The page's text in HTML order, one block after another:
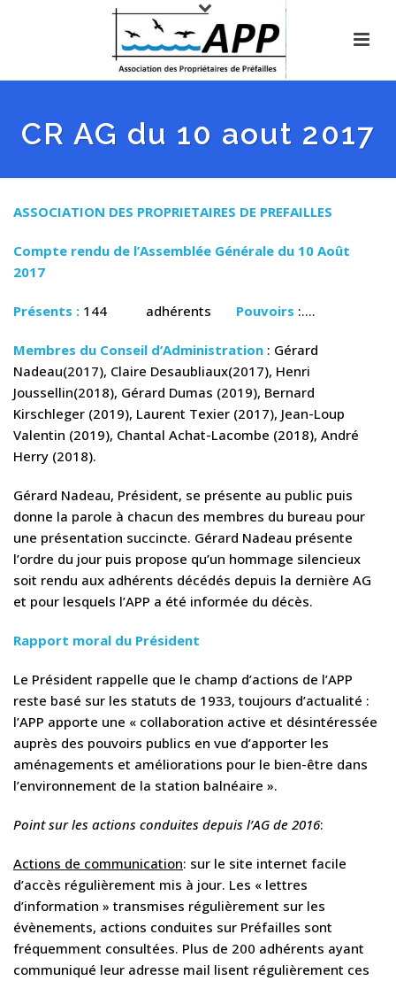
CR AG du 10 aout 2017
ASSOCIATION DES PROPRIETAIRES DE PREFAILLES
Compte rendu de l’Assemblée Générale du 10 Août
2017
Présents : 144 adhérents Pouvoirs :….
Membres du Conseil d’Administration : Gérard
Nadeau(2017), Claire Desaubliaux(2017), Henri
Joussellin(2018), Gérard Dumas (2019), Bernard
Kirschleger (2019), Laurent Texier (2017), Jean-Loup
Valentin (2019), Chantal Achat-Lacombe (2018), André
Herry (2018).
Gérard Nadeau, Président, se présente au public puis
donne la parole à chacun des membres du bureau pour
une présentation succincte. Gérard Nadeau présente
l’ordre du jour puis propose qu’un hommage silencieux
soit rendu aux adhérents décédés depuis la dernière AG
et pour lesquels l’APP a été informée du décès.
Rapport moral du Président
Le Président rappelle que le champ d’actions de l’APP
reste basé sur les statuts de 1933, toujours d’actualité :
l’APP apporte une « collaboration active et désintéressée
auprès des pouvoirs publics en vue d’apporter les
aménagements et améliorations pour le bien-être dans
l’environnement de la station balnéaire ».
Point sur les actions conduites depuis l’AG de 2016:
Actions de communication: sur le site internet facile
d’accès régulièrement mis à jour. Les « lettres
d’information » transmises régulièrement sur les
évènements, actions conduites sur Préfailles sont
fréquemment consultées. Plus de 200 adhérents ayant
communiqué leur adresse mail lisent régulièrement ces